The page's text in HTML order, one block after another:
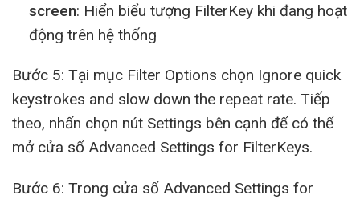
screen: Hiển biểu tượng FilterKey khi đang hoạt
động trên hệ thống
Bước 5: Tại mục Filter Options chọn Ignore quick
keystrokes and slow down the repeat rate. Tiếp
theo, nhấn chọn nút Settings bên cạnh để có thể
mở cửa sổ Advanced Settings for FilterKeys.
Bước 6: Trong cửa sổ Advanced Settings for